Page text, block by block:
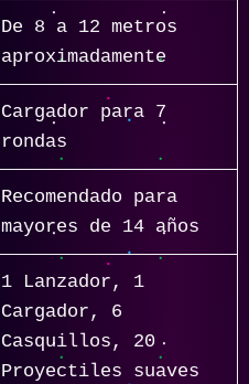
De 8 a 12 metros
aproximadamente
Cargador para 7
rondas
Recomendado para
mayores de 14 años
1 Lanzador, 1
Cargador, 6
Casquillos, 20
Proyectiles suaves